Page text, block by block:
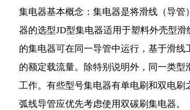
集电器基本概念：集电器是将滑线（导
器的选型JD型集电器适用于塑料外壳型
的集电器可在同一导管中运行，基于滑
的额定载流量。除特别说明外，同一类
工作。有些型号集电器有单电刷和双电刷
弧线导管应优先考虑使用双碳刷集电器。